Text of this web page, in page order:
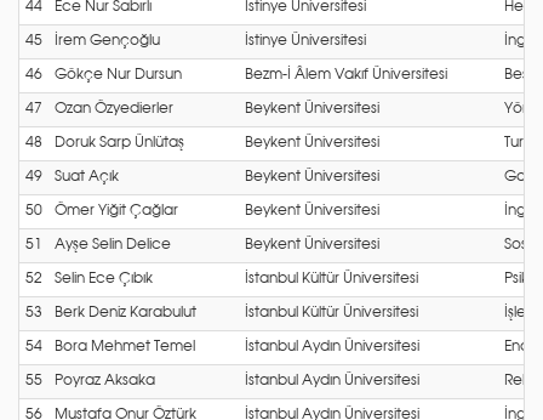
44 Ece Nur Sabırlı İstinye Üniversitesi
45 İrem Gençoğlu İstinye Üniversitesi
46 Gökçe Nur Dursun Bezm-İ Âlem Vakıf Üniversitesi
47 Ozan Özyedierler Beykent Üniversitesi
48 Doruk Sarp Ünlütaş Beykent Üniversitesi
49 Suat Açık Beykent Üniversitesi
50 Ömer Yiğit Çağlar Beykent Üniversitesi İng.
51 Ayşe Selin Delice Beykent Üniversitesi
52 Selin Ece Çıbık İstanbul Kültür Üniversitesi
53 Berk Deniz Karabulut İstanbul Kültür Üniversitesi
54 Bora Mehmet Temel İstanbul Aydın Üniversitesi
55 Poyraz Aksaka İstanbul Aydın Üniversitesi
56 Mustafa Onur Öztürk İstanbul Aydın Üniversitesi İng.